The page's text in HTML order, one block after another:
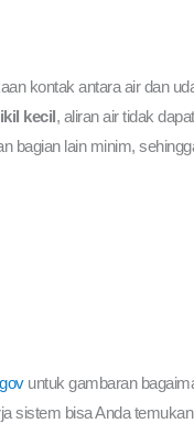
kontak antara air dan
kecil, aliran air tidak
bagian lain minim,
untuk gambaran
sistem bisa Anda